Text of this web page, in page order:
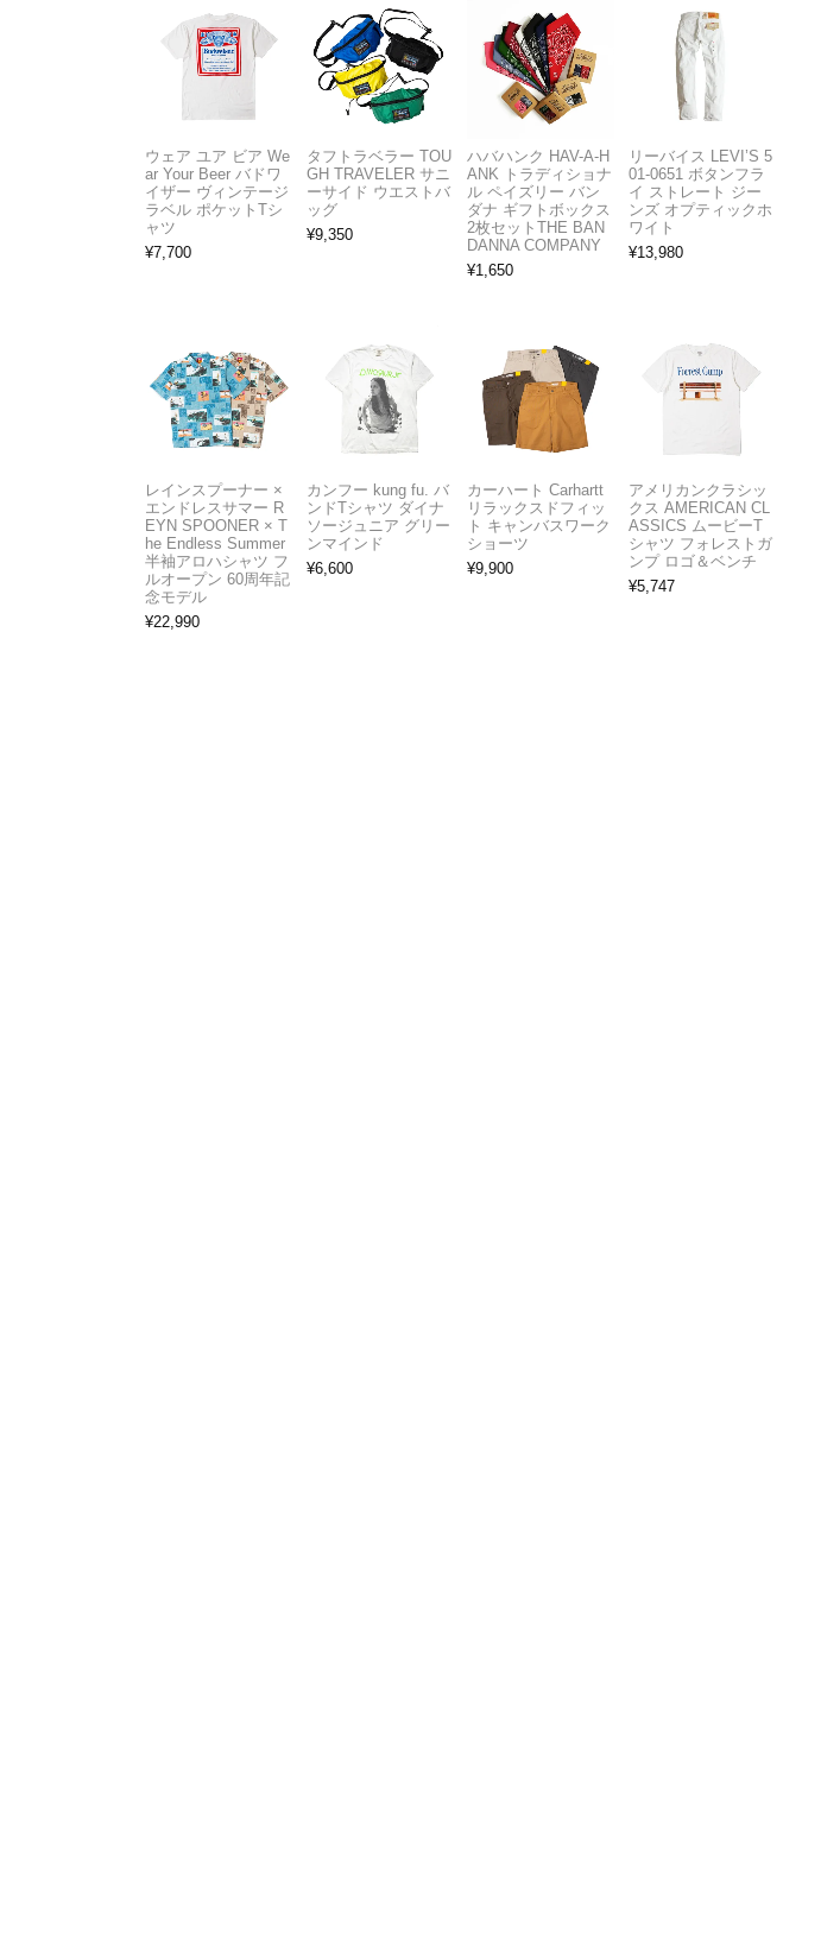
ウェア ユア ビア We
ar Your Beer バドワ
イザー ヴィンテージ
ラベル ポケットTシ
ャツ
¥7,700
タフトラベラー TOU
GH TRAVELER サニ
ーサイド ウエストバ
ッグ
¥9,350
ハバハンク HAV-A-H
ANK トラディショナ
ル ペイズリー バン
ダナ ギフトボックス
2枚セットTHE BAN
DANNA COMPANY
¥1,650
リーバイス LEVI’S 5
01-0651 ボタンフラ
イ ストレート ジー
ンズ オプティックホ
ワイト
¥13,980
レインスプーナー ×
エンドレスサマー R
EYN SPOONER × T
he Endless Summer
半袖アロハシャツ フ
ルオープン 60周年記
念モデル
¥22,990
カンフー kung fu. バ
ンドTシャツ ダイナ
ソージュニア グリー
ンマインド
¥6,600
カーハート Carhartt
リラックスドフィッ
ト キャンバスワーク
ショーツ
¥9,900
アメリカンクラシッ
クス AMERICAN CL
ASSICS ムービーT
シャツ フォレストガ
ンプ ロゴ＆ベンチ
¥5,747